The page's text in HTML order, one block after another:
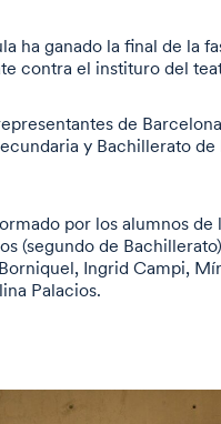
ha ganado la final de la
contra el instituro del
de
y Bachillerato de
por los alumnos de
(segundo de
Ingrid Campi,
Palacios.